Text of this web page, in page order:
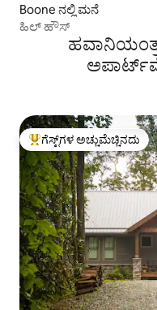
Boone ನಲ್ಲಿ ಮನೆ
ಹಿಲ್ ಹೌಸ್
ಗೆಸ್ಟ್‌ಗಳಿಗೆ ಅತಿ ಹೆಚ್ಚು
ಗೆಸ್ಟ್‌ಗಳ ಅಚ್ಚುಮೆಚ್ಚಿನದು